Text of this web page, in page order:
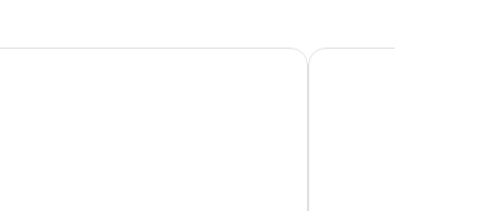
Poseidon Hotel